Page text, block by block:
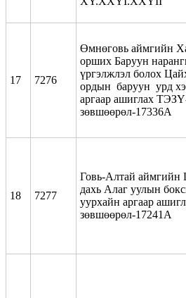
17 7276
Өмнөговь аймгийн
орших Баруун
үргэлжлэл болох
ордын баруун урд
аргаар ашиглах
зөвшөөрөл-17336А
18 7277
Говь-Алтай аймгийн
дахь Алаг уулын
уурхайн аргаар
зөвшөөрөл-17241А